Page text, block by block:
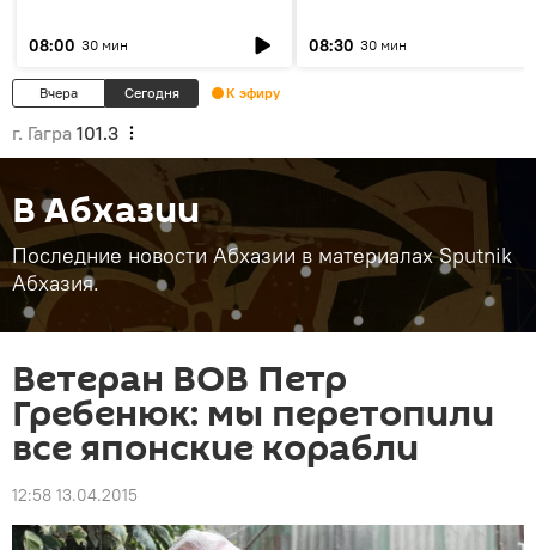
08:00 30 мин 08:30 30 мин
Вчера Сегодня К эфиру
г. Гагра 101.3
В Абхазии
Последние новости Абхазии в материалах Sputnik
Абхазия.
Ветеран ВОВ Петр
Гребенюк: мы перетопили
все японские корабли
12:58 13.04.2015